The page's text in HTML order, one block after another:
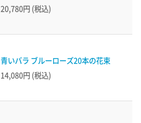
20,780円 (税込)
青いバラ ブルーローズ20本の花束
14,080円 (税込)